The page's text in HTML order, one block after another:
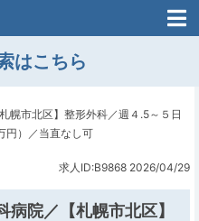
合わせ
はこちら
札幌市北区】整形外科／週４.5～５日
円）／当直なし可
求人ID:B9868 2026/04/29
病院／【札幌市北区】